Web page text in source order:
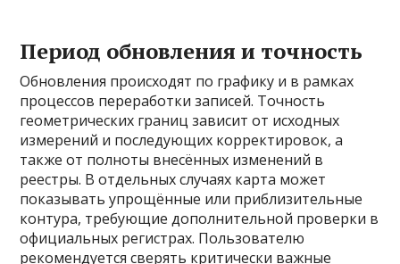
Период обновления и точность
Обновления происходят по графику и в рамках
процессов переработки записей. Точность
геометрических границ зависит от исходных
измерений и последующих корректировок, а
также от полноты внесённых изменений в
реестры. В отдельных случаях карта может
показывать упрощённые или приблизительные
контура, требующие дополнительной проверки в
официальных регистрах. Пользователю
рекомендуется сверять критически важные